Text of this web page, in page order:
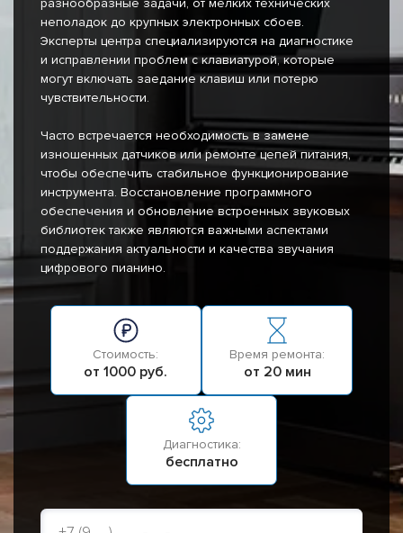
разнообразные задачи, от мелких технических
неполадок до крупных электронных сбоев.
Эксперты центра специализируются на диагностике
и исправлении проблем с клавиатурой, которые
могут включать заедание клавиш или потерю
чувствительности.
Часто встречается необходимость в замене
изношенных датчиков или ремонте цепей питания,
чтобы обеспечить стабильное функционирование
инструмента. Восстановление программного
обеспечения и обновление встроенных звуковых
библиотек также являются важными аспектами
поддержания актуальности и качества звучания
цифрового пианино.
Стоимость:
от 1000 руб.
Время ремонта:
от 20 мин
Диагностика:
бесплатно